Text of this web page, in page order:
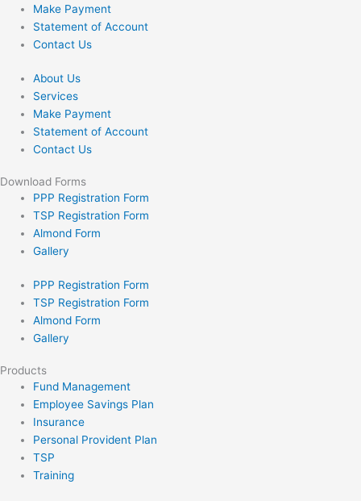
Make Payment
Statement of Account
Contact Us
About Us
Services
Make Payment
Statement of Account
Contact Us
Download Forms
PPP Registration Form
TSP Registration Form
Almond Form
Gallery
PPP Registration Form
TSP Registration Form
Almond Form
Gallery
Products
Fund Management
Employee Savings Plan
Insurance
Personal Provident Plan
TSP
Training